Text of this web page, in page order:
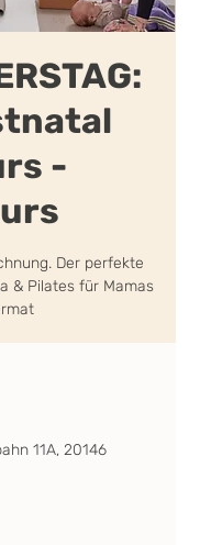
-
Der perfekte
& Pilates für Mamas
11A, 20146